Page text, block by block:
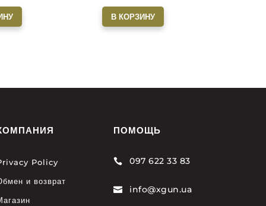
В КОРЗИНУ
Policy
и возврат
ПОМОЩЬ
 097 622 33 83
 info@xgun.ua